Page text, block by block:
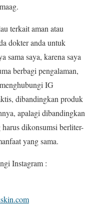
terkait aman atau
dokter anda untuk
sama saya, karena saya
berbagi pengalaman,
IG
dibandingkan produk
apalagi dibandingkan
dikonsumsi berliter-
yang sama.
Instagram :